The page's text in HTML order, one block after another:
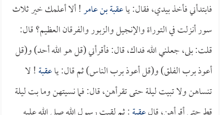
فابتدأني فأخذ بيدي، فقال: ياعقبة بن عامر! ألا أعلمك خير ثلاث
سور أنزلت في التوراة والإنجيل والزبور والفرقان العظيم؟ قال:
قلت: بلى، جعلني الله فداك، قال: فأقرأني (قل هو الله أحد) و(قل
أعوذ برب الفلق) و(قل أعوذ برب الناس) ثم قال: ياعقبة! لا
تنساهن ولا تبيت ليلة حتى تقرأهن، قال: فما نسيتهن وما بت ليلة